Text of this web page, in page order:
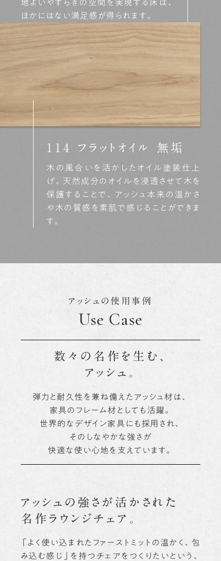
地よいやすらぎの空間を実現する床は、
ほかにはない満足感が得られます。
114 フラットオイル 無垢
木の風合いを活かしたオイル塗装仕上
げ。天然成分のオイルを浸透させて木を
保護することで、アッシュ本来の温かさ
や木の質感を素肌で感じることができま
す。
アッシュの使用事例
Use Case
数々の名作を生む、
アッシュ。
弾力と耐久性を兼ね備えたアッシュ材は、
家具のフレーム材としても活躍。
世界的なデザイン家具にも採用され、
そのしなやかな強さが
快適な使い心地を支えています。
アッシュの強さが 活かされた
名作ラウンジチェア。
「よく使い込まれたファーストミットの温かく、包
み込む感じ」を持つチェアをつくりたいという、